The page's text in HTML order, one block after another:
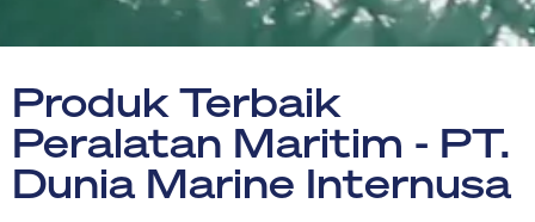
Produk Terbaik
Peralatan Maritim - PT.
Dunia Marine Internusa